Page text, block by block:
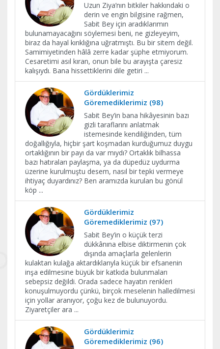
Uzun Ziya’nın bitkiler hakkındaki o
derin ve engin bilgisine rağmen,
Sabit Bey için aradıklarımın
bulunamayacağını söylemesi beni, ne gizleyeyim,
biraz da hayal kırıklığına uğratmıştı. Bu bir sitem değil.
Samimiyetinden hâlâ zerre kadar şüphe etmiyorum.
Cesaretimi asıl kıran, onun bile bu arayışta çaresiz
kalışıydı. Bana hissettiklerini dile getiri ...
Gördüklerimiz
Göremediklerimiz (98)
Sabit Bey’in bana hikâyesinin bazı
gizli taraflarını anlatmak
istemesinde kendiliğinden, tüm
doğallığıyla, hiçbir şart koşmadan kurduğumuz duygu
ortaklığının bir payı da var mıydı? Ortaklık bilhassa
bazı hatıraları paylaşma, ya da düpedüz uydurma
üzerine kurulmuştu desem, nasıl bir tepki vermeye
ihtiyaç duyardınız? Ben aramızda kurulan bu gönül
köp ...
Gördüklerimiz
Göremediklerimiz (97)
Sabit Bey’in o küçük terzi
dükkânına elbise diktirmenin çok
dışında amaçlarla gelenlerin
kulaktan kulağa aktardıklarıyla küçük bir efsanenin
inşa edilmesine büyük bir katkıda bulunmaları
sebepsiz değildi. Orada sadece hayatın renkleri
konuşulmuyordu çünkü, birçok meselenin halledilmesi
için yollar aranıyor, çoğu kez de bulunuyordu.
Ziyaretçiler ara ...
Gördüklerimiz
Göremediklerimiz (96)